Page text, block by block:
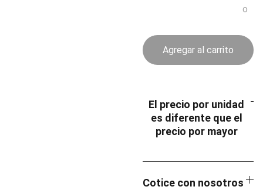
o
Agregar al carrito
El precio por unidad
es diferente que el
precio por mayor
Cotice con nosotros